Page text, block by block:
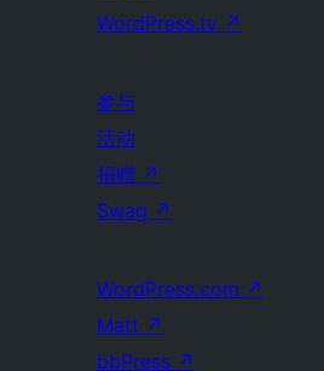
WordPress.tv ↗
参与
活动
捐赠 ↗
Swag ↗
WordPress.com ↗
Matt ↗
bbPress ↗